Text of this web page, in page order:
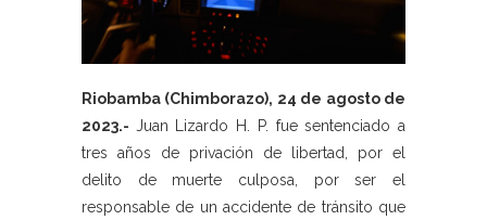
Riobamba (Chimborazo), 24 de agosto de
2023.- Juan Lizardo H. P. fue sentenciado a
tres años de privación de libertad, por el
delito de muerte culposa, por ser el
responsable de un accidente de tránsito que